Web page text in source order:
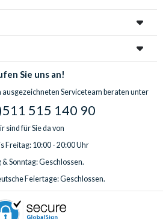
Sie uns an!
ausgezeichneten Serviceteam beraten unter
515 140 90
sind für Sie da von
Freitag: 10:00 - 20:00 Uhr
& Sonntag: Geschlossen.
Feiertage: Geschlossen.